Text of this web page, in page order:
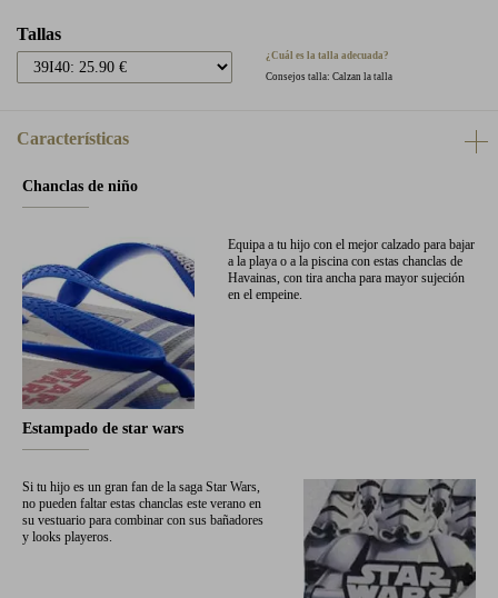
Tallas
¿Cuál es la talla adecuada?
Consejos talla: Calzan la talla
Características
Chanclas de niño
Equipa a tu hijo con el mejor calzado para bajar
a la playa o a la piscina con estas chanclas de
Havainas, con tira ancha para mayor sujeción
en el empeine.
Estampado de star wars
Si tu hijo es un gran fan de la saga Star Wars,
no pueden faltar estas chanclas este verano en
su vestuario para combinar con sus bañadores
y looks playeros.